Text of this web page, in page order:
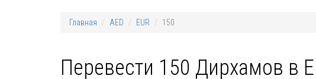
Главная AED EUR 150
Перевести 150 Дирхамов в